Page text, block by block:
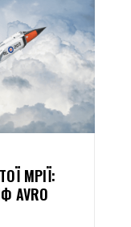
МРІЇ:
AVRO